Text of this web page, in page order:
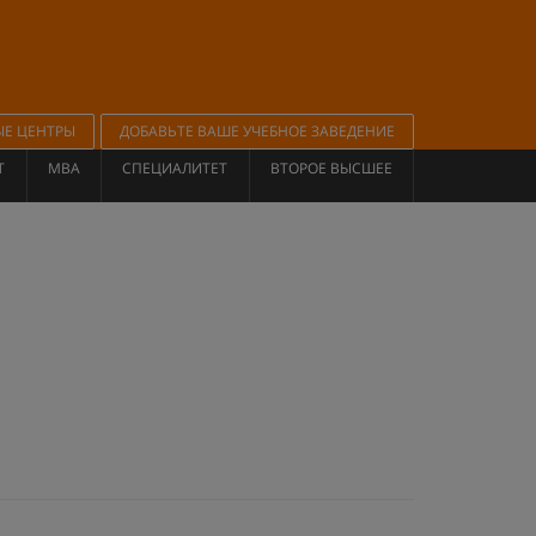
ЦЕНТРЫ
ДОБАВЬТЕ ВАШЕ УЧЕБНОЕ ЗАВЕДЕНИЕ
MBA СПЕЦИАЛИТЕТ ВТОРОЕ ВЫСШЕЕ